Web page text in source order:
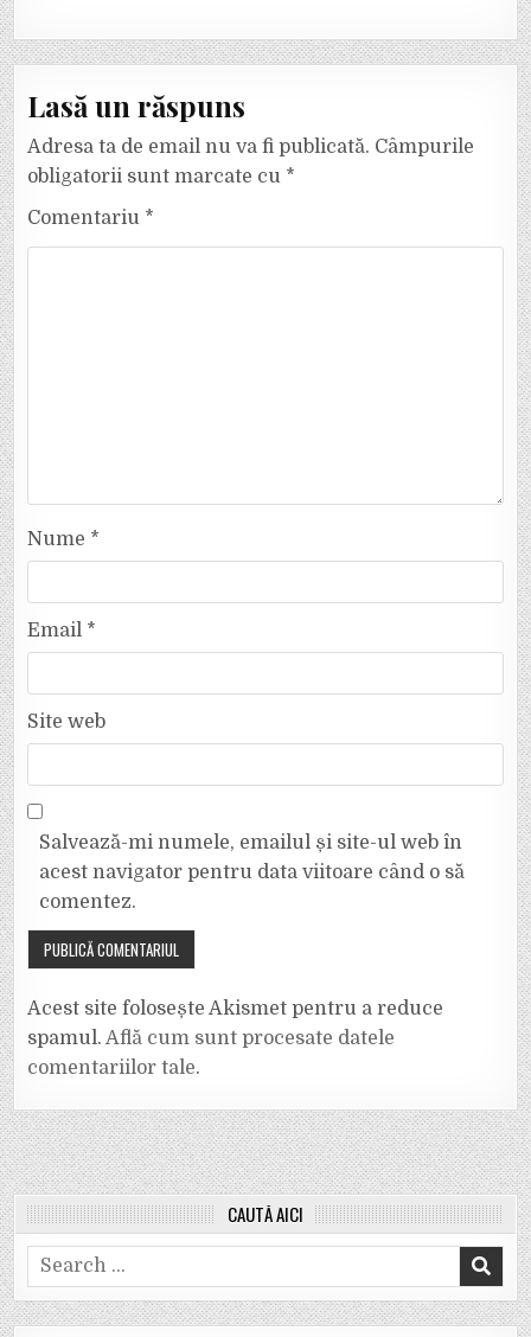
Lasă un răspuns
Adresa ta de email nu va fi publicată. Câmpurile
obligatorii sunt marcate cu *
Comentariu *
Nume *
Email *
Site web
Salvează-mi numele, emailul și site-ul web în
acest navigator pentru data viitoare când o să
comentez.
Acest site folosește Akismet pentru a reduce
spamul.Află cum sunt procesate datele
comentariilor tale.
CAUTĂ AICI
Search
for: